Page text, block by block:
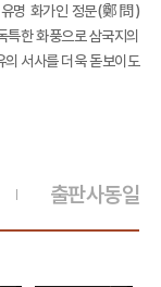
유명 화가인 정문(鄭問)
한 화풍으로 삼국지의
의 서사를 더욱 돋보이도
출판사동일